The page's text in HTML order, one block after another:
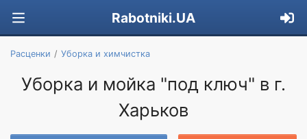
Rabotniki.UA
Расценки Уборка и химчистка
Уборка и мойка "под ключ" в г.
Харьков